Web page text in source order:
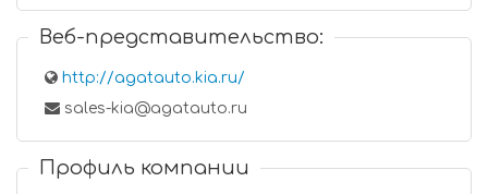
Веб-представительство:
http://agatauto.kia.ru/
sales-kia@agatauto.ru
Профиль компании